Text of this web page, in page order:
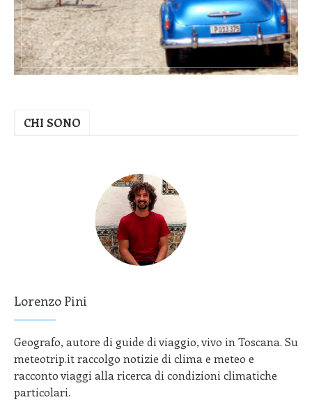
CHI SONO
Lorenzo Pini
Geografo, autore di guide di viaggio, vivo in Toscana. Su
meteotrip.it raccolgo notizie di clima e meteo e
racconto viaggi alla ricerca di condizioni climatiche
particolari.